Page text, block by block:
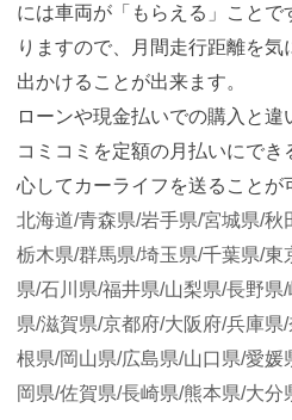
には車両が「もらえる」こと
りますので、月間走行距離を
出かけることが出来ます。
ローンや現金払いでの購入と
コミコミを定額の月払いにで
心してカーライフを送ることが
北海道/青森県/岩手県/宮城県/秋
栃木県/群馬県/埼玉県/千葉県/東
県/石川県/福井県/山梨県/長野県/
県/滋賀県/京都府/大阪府/兵庫県/
根県/岡山県/広島県/山口県/愛媛
岡県/佐賀県/長崎県/熊本県/大分